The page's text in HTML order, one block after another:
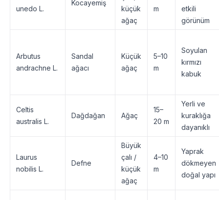
unedo L.
Kocayemiş
küçük
ağaç
m
etkili
görünüm
Arbutus
andrachne L.
Sandal
ağacı
Küçük
ağaç
5–10
m
Soyulan
kırmızı
kabuk
Celtis
australis L.
Dağdağan Ağaç
15–
20 m
Yerli ve
kuraklığa
dayanıklı
Laurus
nobilis L.
Defne
Büyük
çalı /
küçük
ağaç
4–10
m
Yaprak
dökmeyen
doğal yapı